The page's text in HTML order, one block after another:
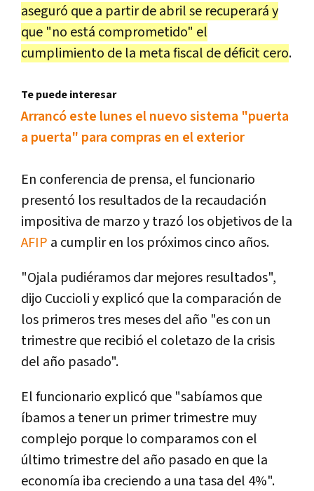
aseguró que a partir de abril se recuperará y
que "no está comprometido" el
cumplimiento de la meta fiscal de déficit cero.
Te puede interesar
Arrancó este lunes el nuevo sistema "puerta
a puerta" para compras en el exterior
En conferencia de prensa, el funcionario
presentó los resultados de la recaudación
impositiva de marzo y trazó los objetivos de la
AFIP a cumplir en los próximos cinco años.
"Ojala pudiéramos dar mejores resultados",
dijo Cuccioli y explicó que la comparación de
los primeros tres meses del año "es con un
trimestre que recibió el coletazo de la crisis
del año pasado".
El funcionario explicó que "sabíamos que
íbamos a tener un primer trimestre muy
complejo porque lo comparamos con el
último trimestre del año pasado en que la
economía iba creciendo a una tasa del 4%".